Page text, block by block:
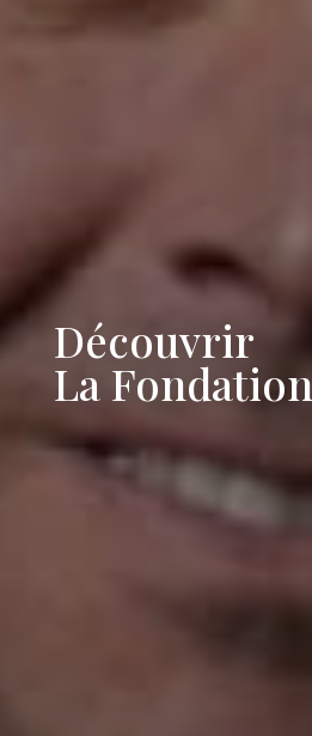
Découvrir
La Fondation